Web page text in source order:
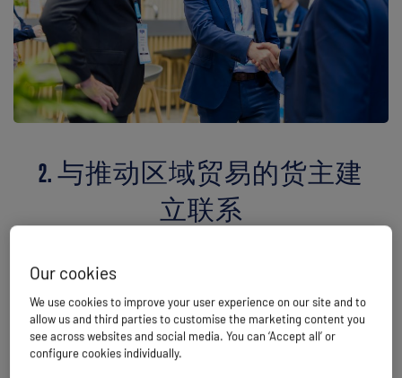
2. 与推动区域贸易的货主建
立联系
Breakbulk 在其他地区举办的展会，包括来自油气、可再生能
源、矿产及工业项目领域的货主——从而为 Breakbulk 行业社群
在一个全新区域打开业务连接渠道。
Our cookies
We use cookies to improve your user experience on our site and to
allow us and third parties to customise the marketing content you
see across websites and social media. You can ‘Accept all’ or
configure cookies individually.